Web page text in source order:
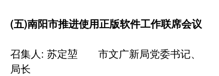
(五)南阳市推进使用正版软件工作联席会议
召集人: 苏定堃 市文广新局党委书记、
局长